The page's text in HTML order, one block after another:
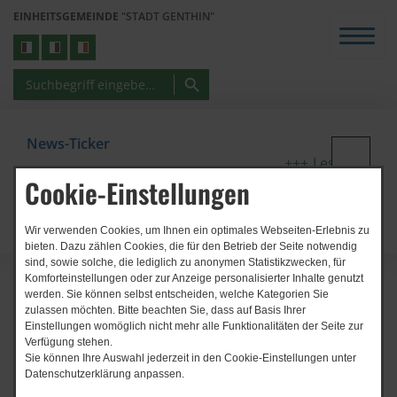
Cookie-Einstellungen
Wir verwenden Cookies, um Ihnen ein optimales Webseiten-Erlebnis zu
bieten. Dazu zählen Cookies, die für den Betrieb der Seite notwendig
sind, sowie solche, die lediglich zu anonymen Statistikzwecken, für
Komforteinstellungen oder zur Anzeige personalisierter Inhalte genutzt
werden. Sie können selbst entscheiden, welche Kategorien Sie
zulassen möchten. Bitte beachten Sie, dass auf Basis Ihrer
Einstellungen womöglich nicht mehr alle Funktionalitäten der Seite zur
Verfügung stehen.
Sie können Ihre Auswahl jederzeit in den Cookie-Einstellungen unter
Datenschutzerklärung anpassen.
EINHEITSGEMEINDE "STADT GENTHIN"
News-Ticker
Lese Café in
Start November2016Teambilder